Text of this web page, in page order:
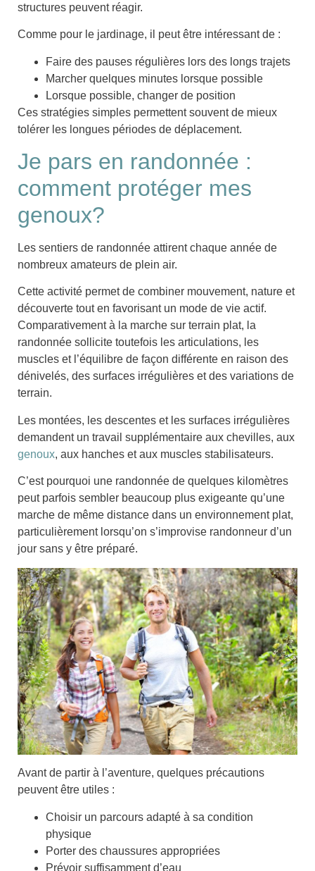
structures peuvent réagir.
Comme pour le jardinage, il peut être intéressant de :
Faire des pauses régulières lors des longs trajets
Marcher quelques minutes lorsque possible
Lorsque possible, changer de position
Ces stratégies simples permettent souvent de mieux
tolérer les longues périodes de déplacement.
Je pars en randonnée :
comment protéger mes
genoux?
Les sentiers de randonnée attirent chaque année de
nombreux amateurs de plein air.
Cette activité permet de combiner mouvement, nature et
découverte tout en favorisant un mode de vie actif.
Comparativement à la marche sur terrain plat, la
randonnée sollicite toutefois les articulations, les
muscles et l’équilibre de façon différente en raison des
dénivelés, des surfaces irrégulières et des variations de
terrain.
Les montées, les descentes et les surfaces irrégulières
demandent un travail supplémentaire aux chevilles, aux
genoux, aux hanches et aux muscles stabilisateurs.
C’est pourquoi une randonnée de quelques kilomètres
peut parfois sembler beaucoup plus exigeante qu’une
marche de même distance dans un environnement plat,
particulièrement lorsqu’on s’improvise randonneur d’un
jour sans y être préparé.
Avant de partir à l’aventure, quelques précautions
peuvent être utiles :
Choisir un parcours adapté à sa condition
physique
Porter des chaussures appropriées
Prévoir suffisamment d’eau